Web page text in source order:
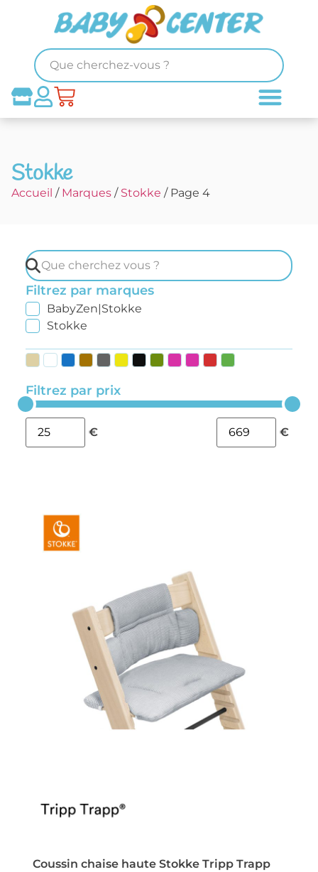
Stokke
Accueil / Marques / Stokke / Page 4
Filtrez par marques
BabyZen|Stokke
Stokke
Filtrez par prix
€ €
Coussin chaise haute Stokke Tripp Trapp